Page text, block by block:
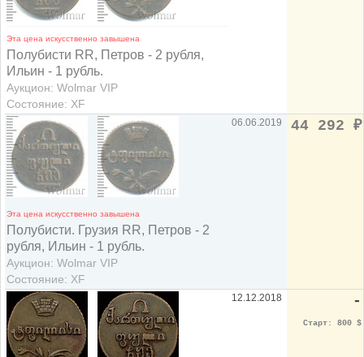
Эта цена искусственно завышена
Полубисти RR, Петров - 2 рубля,
Ильин - 1 рубль.
Аукцион: Wolmar VIP
Состояние: XF
Эта цена искусственно завышена
Полубисти. Грузия RR, Петров - 2
рубля, Ильин - 1 рубль.
Аукцион: Wolmar VIP
Состояние: XF
06.06.2019 44 292 ₽
12.12.2018 -
Старт: 800 $